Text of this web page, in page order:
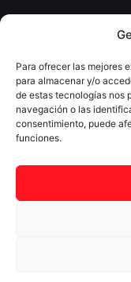
Para ofrecer las mejores
para almacenar y/o
de estas tecnologías nos
navegación o las
consentimiento, puede
funciones.
Copyright © 2025
Aviso Legal